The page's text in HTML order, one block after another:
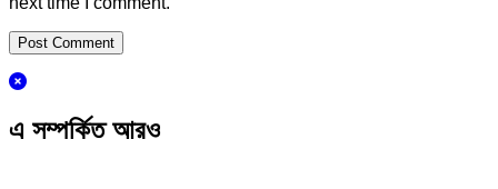
এ সম্পর্কিত আরও